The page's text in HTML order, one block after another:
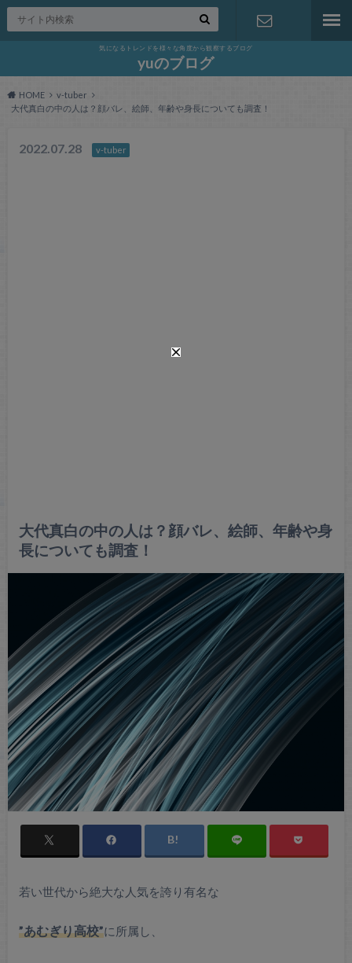
気になるトレンドを様々な角度から観察するブログ
yuのブログ
HOME
v-tuber
大代真白の中の人は？顔バレ、絵師、年齢や身長についても調査！
2022.07.28 v-tuber
大代真白の中の人は？顔バレ、絵師、年齢や身
長についても調査！
若い世代から絶大な人気を誇り有名な
”あむぎり高校”に所属し、